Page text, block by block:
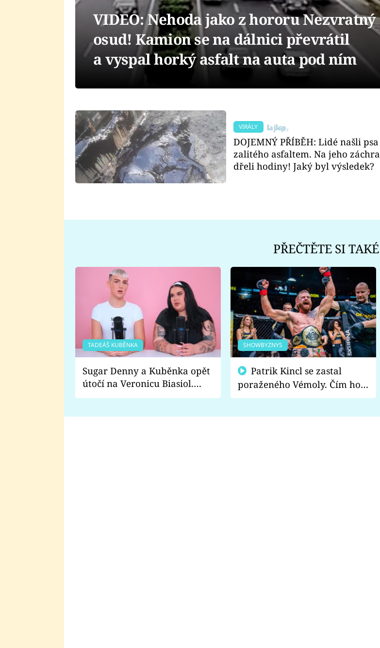
VIDEO: Nehoda jako z hororu Nezvratný
osud! Kamion se na dálnici převrátil
a vyspal horký asfalt na auta pod ním
VIRÁLY
DOJEMNÝ PŘÍBĚH: Lidé našli psa
zalitého asfaltem. Na jeho
dřeli hodiny! Jaký byl výsledek?
PŘEČTĚTE SI TAKÉ
TADEÁŠ KUBĚNKA
Sugar Denny a Kuběnka opět
útočí na Veronicu Biasiol.
Proč je podle nich falešná a
SHOWBYZNYS
poraženého Vémoly. Čím ho
fanoušci naštvali?